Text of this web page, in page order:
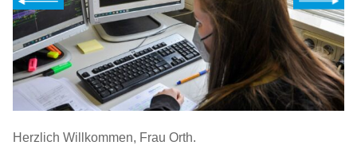
Herzlich Willkommen, Frau Orth.